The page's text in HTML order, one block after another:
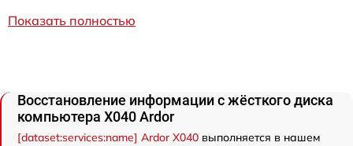
Показать полностью
Восстановление информации с жёсткого диска
компьютера X040 Ardor
[dataset:services:name] Ardor X040 выполняется в нашем